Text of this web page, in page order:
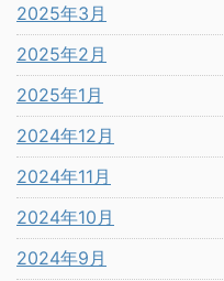
2025年3月
2025年2月
2025年1月
2024年12月
2024年11月
2024年10月
2024年9月